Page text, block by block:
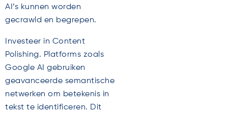
AI’s kunnen worden
gecrawld en begrepen.
Investeer in Content
Polishing. Platforms zoals
Google AI gebruiken
geavanceerde semantische
netwerken om betekenis in
tekst te identificeren. Dit